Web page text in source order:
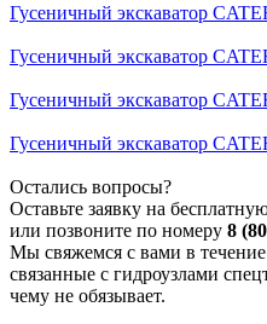
Гусеничный экскаватор
Гусеничный экскаватор
Гусеничный экскаватор
Гусеничный экскаватор
Остались вопросы?
Оставьте заявку на
или позвоните по номеру 8
Мы свяжемся с вами в
связанные с гидроузлами
чему не обязывает.